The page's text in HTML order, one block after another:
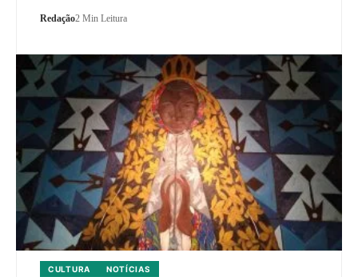
Redação2 Min Leitura
CULTURA NOTÍCIAS